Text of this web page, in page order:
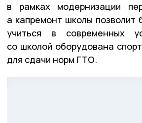
в рамках модернизации
а капремонт школы позволит
учиться в современных
со школой оборудована
для сдачи норм ГТО.